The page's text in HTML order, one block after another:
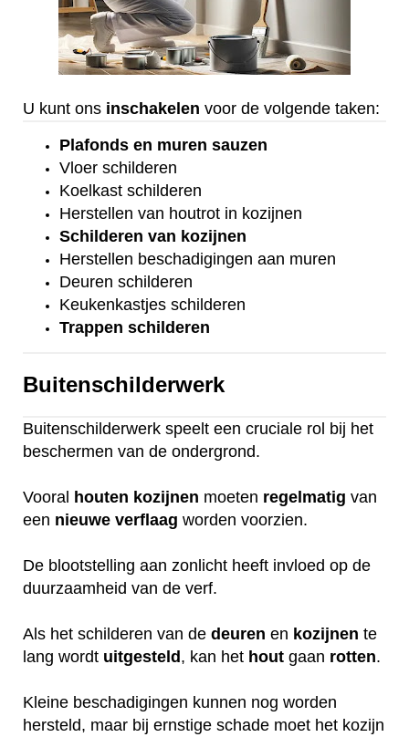
U kunt ons inschakelen voor de volgende taken:
Plafonds en muren sauzen
Vloer schilderen
Koelkast schilderen
Herstellen van houtrot in kozijnen
Schilderen van kozijnen
Herstellen beschadigingen aan muren
Deuren schilderen
Keukenkastjes schilderen
Trappen schilderen
Buitenschilderwerk
Buitenschilderwerk speelt een cruciale rol bij het
beschermen van de ondergrond.
Vooral houten kozijnen moeten regelmatig van
een nieuwe verflaag worden voorzien.
De blootstelling aan zonlicht heeft invloed op de
duurzaamheid van de verf.
Als het schilderen van de deuren en kozijnen te
lang wordt uitgesteld, kan het hout gaan rotten.
Kleine beschadigingen kunnen nog worden
hersteld, maar bij ernstige schade moet het kozijn